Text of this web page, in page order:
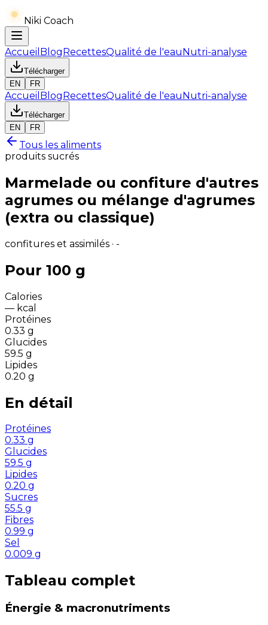
Niki Coach
Accueil BlogRecettesQualité de l'eauNutri-analyse
Télécharger
EN
FR
Accueil BlogRecettesQualité de l'eauNutri-analyse
Télécharger
EN
FR
Tous les aliments
produits sucrés
Marmelade ou confiture d'autres
agrumes ou mélange d'agrumes
(extra ou classique)
confitures et assimilés · -
Pour 100 g
Calories
— kcal
Protéines
0.33 g
Glucides
59.5 g
Lipides
0.20 g
En détail
Protéines
0.33 g
Glucides
59.5 g
Lipides
0.20 g
Sucres
55.5 g
Fibres
0.99 g
Sel
0.009 g
Tableau complet
Énergie & macronutriments